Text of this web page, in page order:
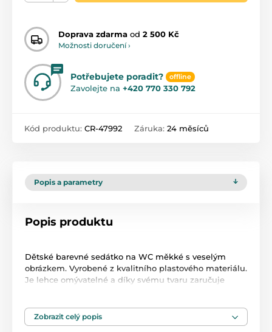
Doprava zdarma od 2 500 Kč
Možnosti doručení ›
Potřebujete poradit? offline
Zavolejte na +420 770 330 792
Kód produktu: CR-47992 Záruka: 24 měsíců
Popis a parametry
Popis produktu
Dětské barevné sedátko na WC měkké s veselým
obrázkem. Vyrobené z kvalitního plastového materiálu.
Je lehce omývatelné a díky svému tvaru zaručuje
- Plastové úchyty a sedací část je měkká a potažená
PVC
Zobrazit celý popis